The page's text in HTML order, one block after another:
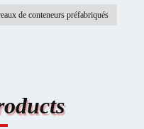
de conteneurs préfabriqués